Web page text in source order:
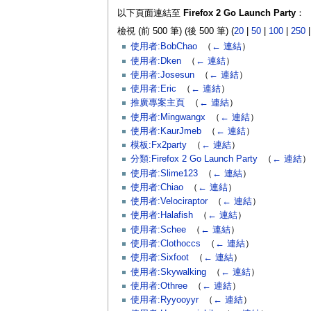
以下頁面連結至 Firefox 2 Go Launch Party：
檢視 (前 500 筆) (後 500 筆) (20| 50| 100| 250|
使用者:BobChao‎ （ ← 連結）
使用者:Dken‎ （ ← 連結）
使用者:Josesun‎ （ ← 連結）
使用者:Eric
（ ← 連結）
推廣專案主頁
（ ← 連結）
使用者:Mingwangx
（ ← 連結）
使用者:KaurJmeb‎ （ ← 連結）
模板:Fx2party‎ （ ← 連結）
分類:Firefox 2 Go Launch Party‎ （ ← 連結）
使用者:Slime123‎ （ ← 連結）
使用者:Chiao‎ （ ← 連結）
使用者:Velociraptor‎ （ ← 連結）
使用者:Halafish‎ （ ← 連結）
使用者:Schee‎ （ ← 連結）
使用者:Clothoccs
（ ← 連結）
使用者:Sixfoot‎ （ ← 連結）
使用者:Skywalking‎ （ ← 連結）
使用者:Othree‎ （ ← 連結）
使用者:Ryyooyyr‎ （ ← 連結）